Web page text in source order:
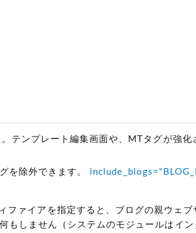
テンプレート編集画面や、MTタグが強化
を除外できます。
ァイアを指定すると、ブログの親ウェブ
もしません（システムのモジュールはイ